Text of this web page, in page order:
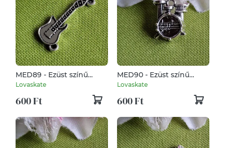
MED89 - Ezüst színű
zenész medál 28x11mm –
Lovaskate
600 Ft
MED90 - Ezüst színű
zenész medál 14x16mm –
Lovaskate
600 Ft